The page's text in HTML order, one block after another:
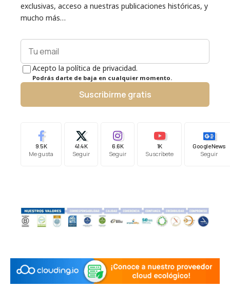
exclusivas, acceso a nuestras publicaciones históricas, y
mucho más…
Acepto la política de privacidad.
Podrás darte de baja en cualquier momento.
Suscribirme gratis
9.5K
Me gusta
41.4K
Seguir
6.6K
Seguir
1K
Suscríbete
Google News
Seguir